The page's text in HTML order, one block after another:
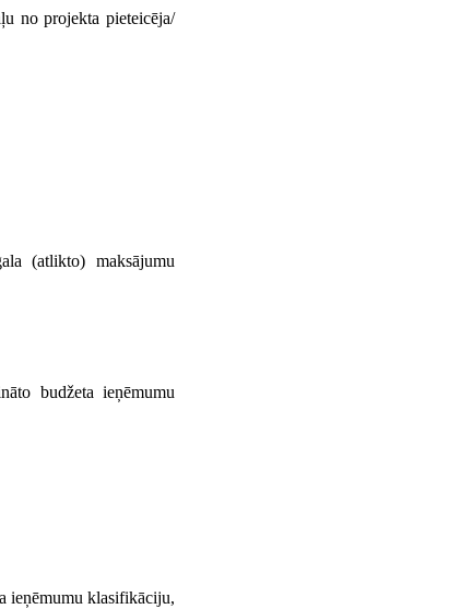
no projekta pieteicēja/
(atlikto) maksājumu
budžeta ieņēmumu
ieņēmumu klasifikāciju,